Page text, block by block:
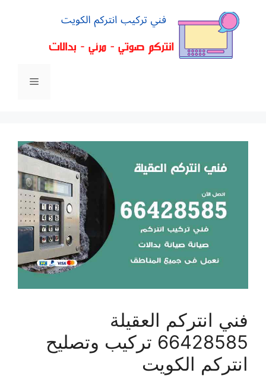
فني انتركم العقيلة
66428585 تركيب وتصليح
انتركم الكويت